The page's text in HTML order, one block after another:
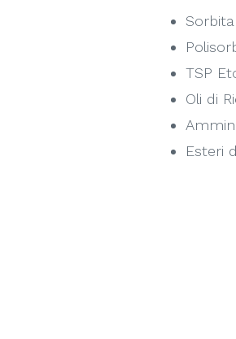
TSP
Oli di
Esteri